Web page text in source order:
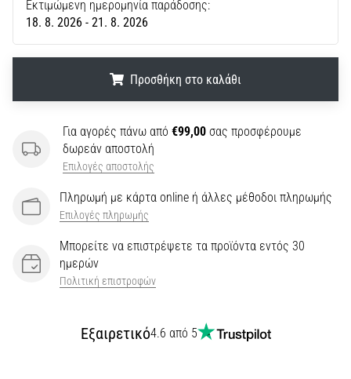
Εκτιμώμενη ημερομηνία παράδοσης:
18. 8. 2026 - 21. 8. 2026
Προσθήκη στο καλάθι
Για αγορές πάνω από €99,00 σας προσφέρουμε
δωρεάν αποστολή
Επιλογές αποστολής
Πληρωμή με κάρτα online ή άλλες μέθοδοι πληρωμής
Επιλογές πληρωμής
Μπορείτε να επιστρέψετε τα προϊόντα εντός 30
ημερών
Πολιτική επιστροφών
Εξαιρετικό4.6 από 5